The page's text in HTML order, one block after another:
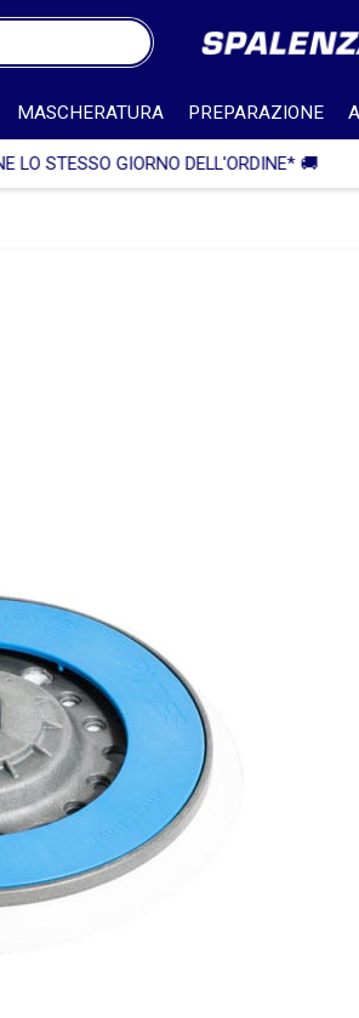
MASCHERATURA PREPARAZIONE